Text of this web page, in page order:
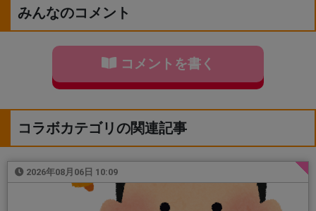
みんなのコメント
コメントを書く
コラボカテゴリの関連記事
2026年08月06日 10:09